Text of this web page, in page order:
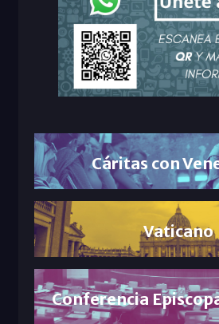
Cáritas con
Vaticano
Conferencia